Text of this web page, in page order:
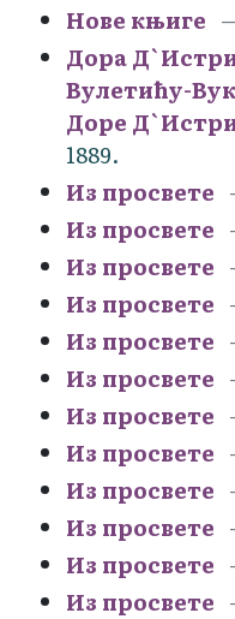
Нове књиге
Дора
Вулетићу-
Доре
1889.
Из просвете
Из просвете
Из просвете
Из просвете
Из просвете
Из просвете
Из просвете
Из просвете
Из просвете
Из просвете
Из просвете
Из просвете